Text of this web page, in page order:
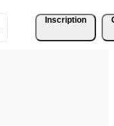
Inscription